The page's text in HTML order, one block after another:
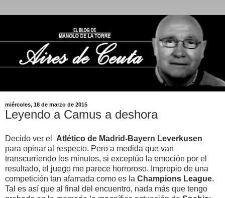
miércoles, 18 de marzo de 2015
Leyendo a Camus a deshora
Decido ver el Atlético de Madrid-Bayern Leverkusen
para opinar al respecto. Pero a medida que van
transcurriendo los minutos, si exceptúo la emoción por el
resultado, el juego me parece horroroso. Impropio de una
competición tan afamada como es la Champions League.
Tal es así que al final del encuentro, nada más que tengo